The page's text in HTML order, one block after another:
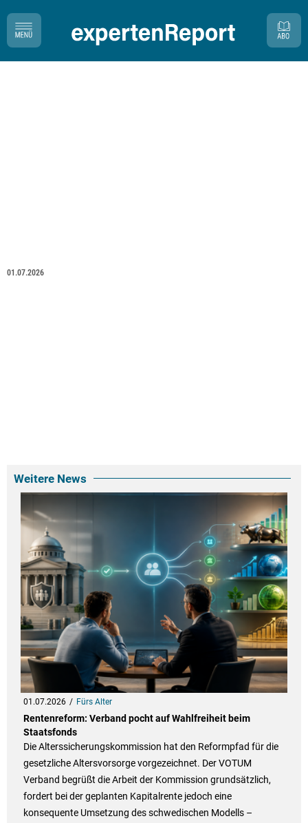
01.07.2026
Weitere News
01.07.2026 Fürs Alter
Rentenreform: Verband pocht auf Wahlfreiheit beim
Staatsfonds
Die Alterssicherungskommission hat den Reformpfad für die
gesetzliche Altersvorsorge vorgezeichnet. Der VOTUM
Verband begrüßt die Arbeit der Kommission grundsätzlich,
fordert bei der geplanten Kapitalrente jedoch eine
konsequente Umsetzung des schwedischen Modells –